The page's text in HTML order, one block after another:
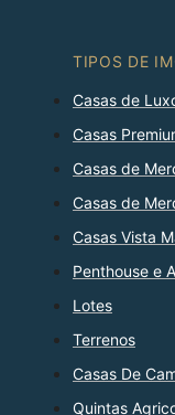
TIPOS DE
Casas de
Casas
Casas de
Casas de
Casas Vista
Penthouse e
Lotes
Terrenos
Casas De
Quintas